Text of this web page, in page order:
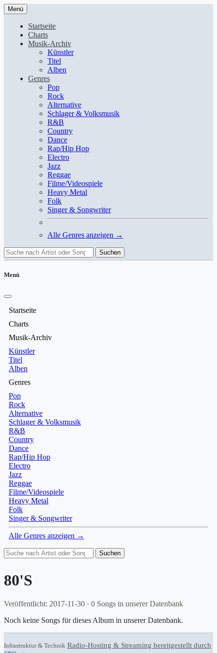
Menü
Startseite
Charts
Musik-Archiv
Künstler
Titel
Alben
Genres
Pop
Rock
Alternative
Schlager & Volksmusik
R&B
Country
Dance
Rap/Hip Hop
Electro
Jazz
Reggae
Filme/Videospiele
Heavy Metal
Folk
Singer & Songwriter
Alle Genres anzeigen →
Suchen
Menü
Startseite
Charts
Musik-Archiv
Künstler
Titel
Alben
Genres
Pop
Rock
Alternative
Schlager & Volksmusik
R&B
Country
Dance
Rap/Hip Hop
Electro
Jazz
Reggae
Filme/Videospiele
Heavy Metal
Folk
Singer & Songwriter
Alle Genres anzeigen →
Suchen
80'S
Veröffentlicht: 2017-11-30 · 0 Songs in unserer Datenbank
Noch keine Songs für dieses Album in unserer Datenbank.
Infrastruktur & Technik Radio-Hosting & Streaming bereitgestellt durch